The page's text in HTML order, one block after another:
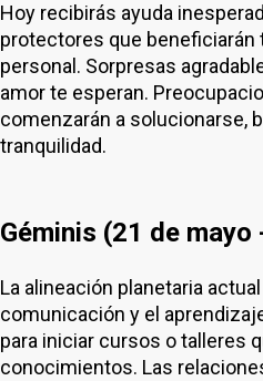
Hoy recibirás ayuda
protectores que beneficiarán
personal. Sorpresas
amor te esperan.
comenzarán a solucionarse,
tranquilidad.
Géminis (21 de mayo
La alineación planetaria
comunicación y el
para iniciar cursos o talleres
conocimientos. Las